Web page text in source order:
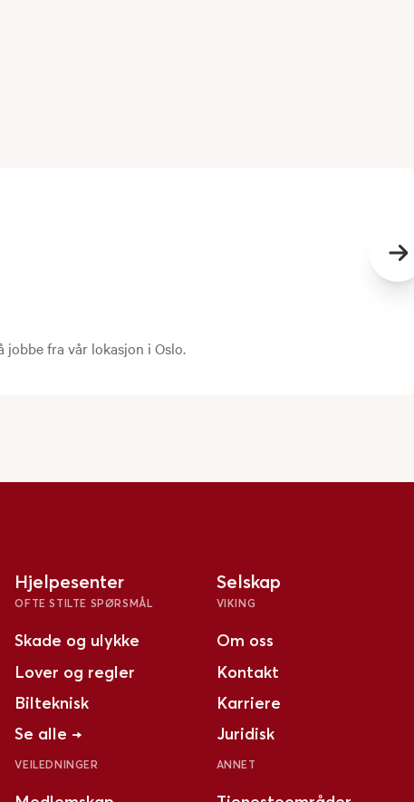
jobbe fra vår lokasjon i Oslo.
Hjelpesenter
OFTE STILTE SPØRSMÅL
Skade og ulykke
Lover og regler
Bilteknisk
Se alle →
VEILEDNINGER
Selskap
VIKING
Om oss
Kontakt
Karriere
Juridisk
ANNET